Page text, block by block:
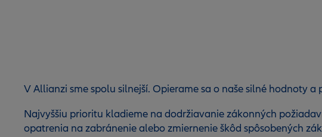
V Allianzi sme spolu silnejší. Opierame sa o naše silné hodnoty
Najvyššiu prioritu kladieme na dodržiavanie zákonných
opatrenia na zabránenie alebo zmiernenie škôd spôsobených